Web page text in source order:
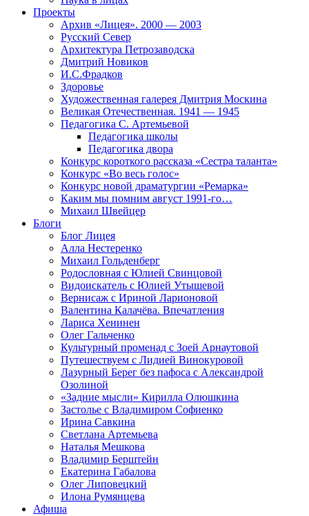
Проекты
Архив «Лицея». 2000 — 2003
Русский Север
Архитектура Петрозаводска
Дмитрий Новиков
И.С.Фрадков
Здоровье
Художественная галерея Дмитрия Москина
Великая Отечественная. 1941 — 1945
Педагогика С. Артемьевой
Педагогика школы
Педагогика двора
Конкурс короткого рассказа «Сестра таланта»
Конкурс «Во весь голос»
Конкурс новой драматургии «Ремарка»
Каким мы помним август 1991-го…
Михаил Швейцер
Блоги
Блог Лицея
Алла Нестеренко
Михаил Гольденберг
Родословная с Юлией Свинцовой
Видоискатель с Юлией Утышевой
Вернисаж с Ириной Ларионовой
Валентина Калачёва. Впечатления
Лариса Хенинен
Олег Гальченко
Культурный променад с Зоей Арнаутовой
Путешествуем с Лидией Винокуровой
Лазурный Берег без пафоса с Александрой
Озолиной
«Задние мысли» Кирилла Олюшкина
Застолье с Владимиром Софиенко
Ирина Савкина
Светлана Артемьева
Наталья Мешкова
Владимир Берштейн
Екатерина Габалова
Олег Липовецкий
Илона Румянцева
Афиша